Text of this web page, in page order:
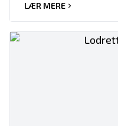
LÆR MERE